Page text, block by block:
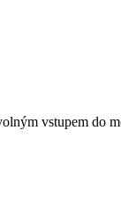
vstupem do